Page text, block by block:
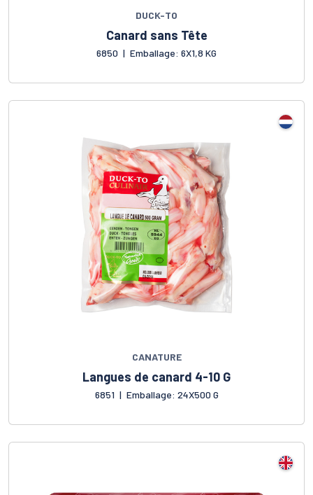
DUCK-TO
Canard sans Tête
6850 | Emballage: 6X1,8 KG
CANATURE
Langues de canard 4-10 G
6851 | Emballage: 24X500 G